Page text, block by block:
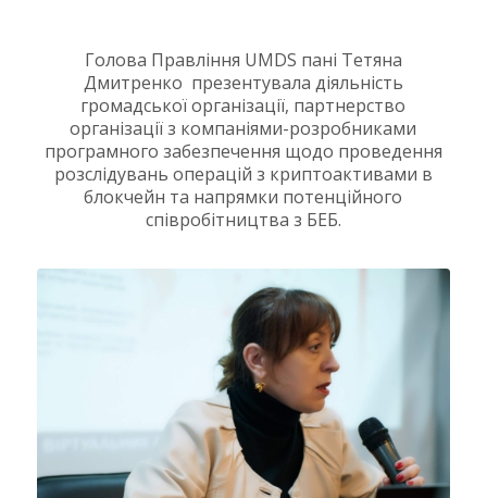
Голова Правління UMDS пані Тетяна
Дмитренко презентувала діяльність
громадської організації, партнерство
організації з компаніями-розробниками
програмного забезпечення щодо проведення
розслідувань операцій з криптоактивами в
блокчейн та напрямки потенційного
співробітництва з БЕБ.